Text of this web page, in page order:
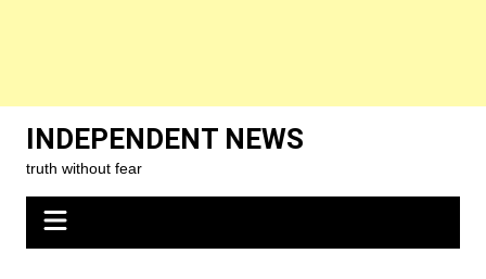
content
INDEPENDENT NEWS
truth without fear